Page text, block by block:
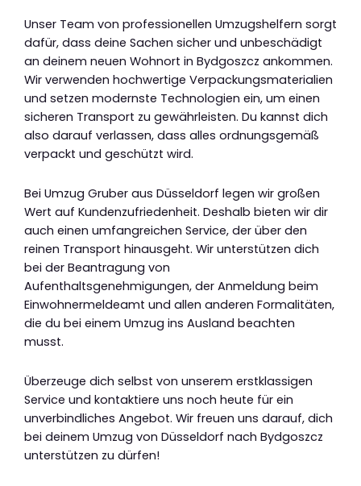
Unser Team von professionellen Umzugshelfern sorgt
dafür, dass deine Sachen sicher und unbeschädigt
an deinem neuen Wohnort in Bydgoszcz ankommen.
Wir verwenden hochwertige Verpackungsmaterialien
und setzen modernste Technologien ein, um einen
sicheren Transport zu gewährleisten. Du kannst dich
also darauf verlassen, dass alles ordnungsgemäß
verpackt und geschützt wird.
Bei Umzug Gruber aus Düsseldorf legen wir großen
Wert auf Kundenzufriedenheit. Deshalb bieten wir dir
auch einen umfangreichen Service, der über den
reinen Transport hinausgeht. Wir unterstützen dich
bei der Beantragung von
Aufenthaltsgenehmigungen, der Anmeldung beim
Einwohnermeldeamt und allen anderen Formalitäten,
die du bei einem Umzug ins Ausland beachten
musst.
Überzeuge dich selbst von unserem erstklassigen
Service und kontaktiere uns noch heute für ein
unverbindliches Angebot. Wir freuen uns darauf, dich
bei deinem Umzug von Düsseldorf nach Bydgoszcz
unterstützen zu dürfen!